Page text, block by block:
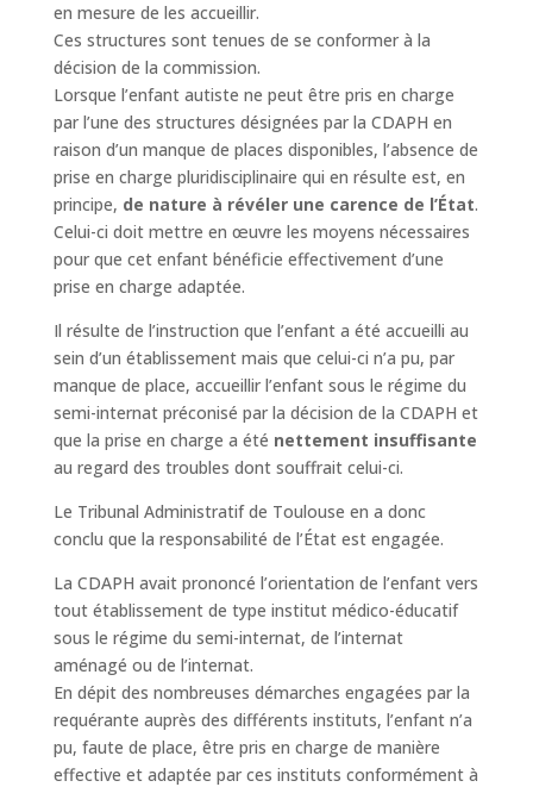
en mesure de les accueillir.
Ces structures sont tenues de se conformer à la
décision de la commission.
Lorsque l’enfant autiste ne peut être pris en charge
par l’une des structures désignées par la CDAPH en
raison d’un manque de places disponibles, l’absence de
prise en charge pluridisciplinaire qui en résulte est, en
principe, de nature à révéler une carence de l’État.
Celui-ci doit mettre en œuvre les moyens nécessaires
pour que cet enfant bénéficie effectivement d’une
prise en charge adaptée.
Il résulte de l’instruction que l’enfant a été accueilli au
sein d’un établissement mais que celui-ci n’a pu, par
manque de place, accueillir l’enfant sous le régime du
semi-internat préconisé par la décision de la CDAPH et
que la prise en charge a été nettement insuffisante
au regard des troubles dont souffrait celui-ci.
Le Tribunal Administratif de Toulouse en a donc
conclu que la responsabilité de l’État est engagée.
La CDAPH avait prononcé l’orientation de l’enfant vers
tout établissement de type institut médico-éducatif
sous le régime du semi-internat, de l’internat
aménagé ou de l’internat.
En dépit des nombreuses démarches engagées par la
requérante auprès des différents instituts, l’enfant n’a
pu, faute de place, être pris en charge de manière
effective et adaptée par ces instituts conformément à